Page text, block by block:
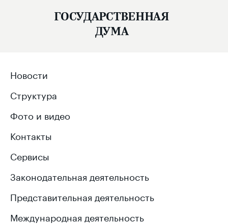
ГОСУДАРСТВЕННАЯ
ДУМА
Новости
Структура
Фото и видео
Контакты
Сервисы
Законодательная деятельность
Представительная деятельность
Международная деятельность